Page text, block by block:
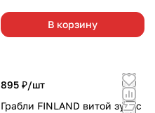
В корзину
895 ₽/шт
Грабли FINLAND витой зуб, с